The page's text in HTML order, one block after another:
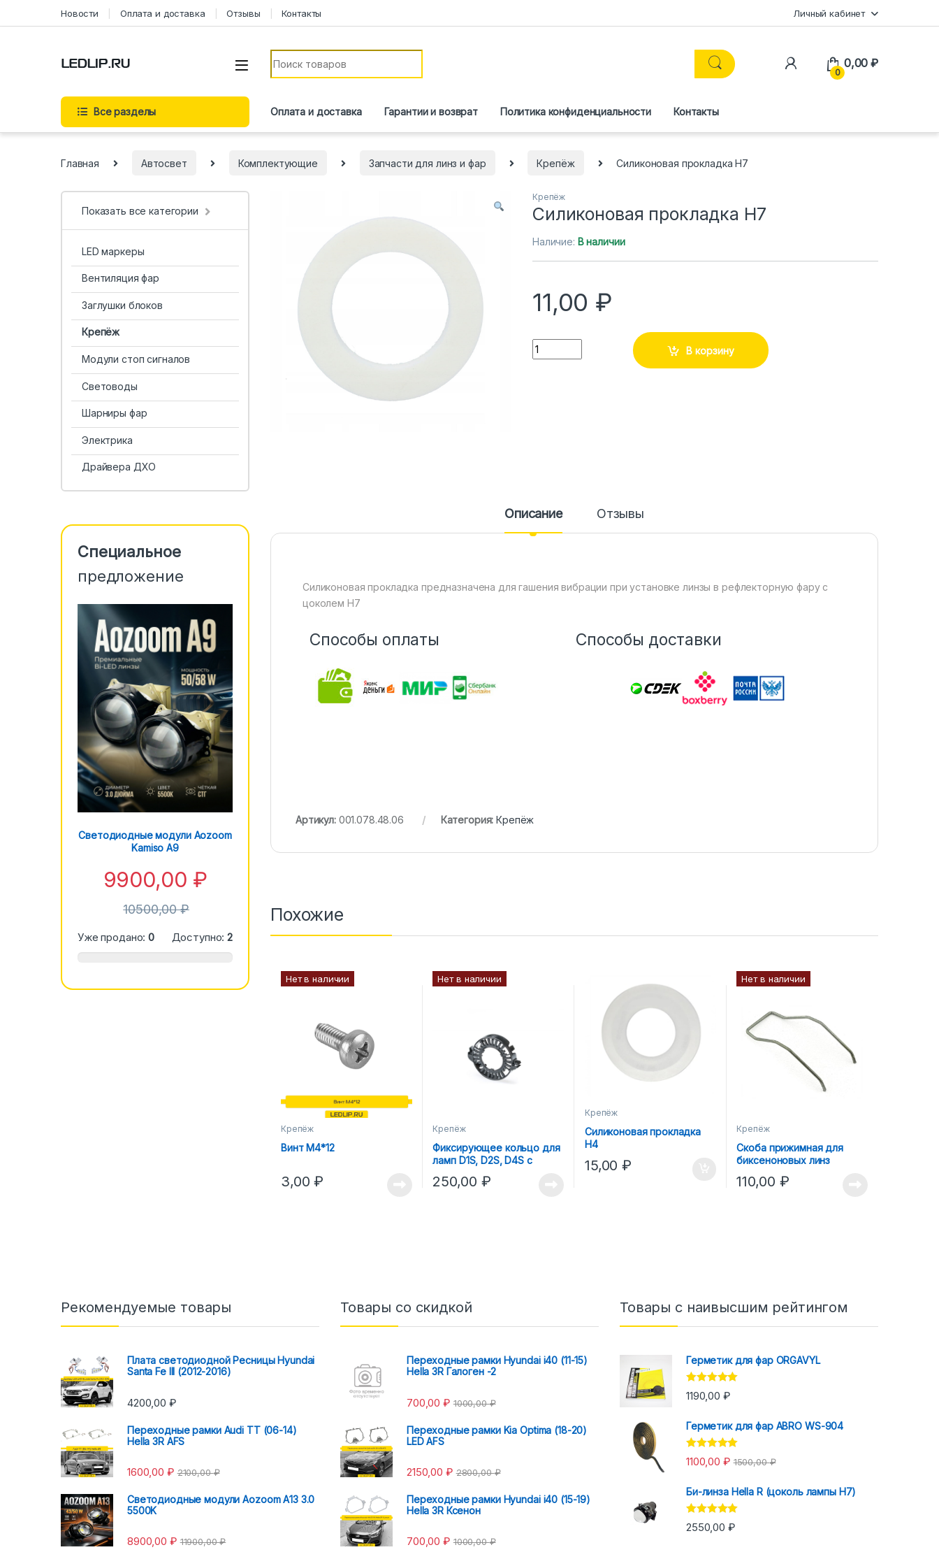
Новости Оплата и доставка Отзывы Контакты Личный кабинет
0
0,00₽
Все разделы Оплата и доставка Гарантии и возврат Политика конфиденциальности Контакты
Главная Автосвет Комплектующие Запчасти для линз и фар Крепёж Силиконовая прокладка H7
Крепёж
Силиконовая прокладка H7
Наличие: В наличии
11,00 ₽
Количество
В корзину
Описание Отзывы
Силиконовая прокладка предназначена для гашения вибрации при установке линзы в рефлекторную фару с
цоколем H7
Способы оплаты Способы доставки
Артикул: 001.078.48.06 Категория:Крепёж
Похожие
Нет в наличии
Крепёж
Винт М4*12
3,00₽
Нет в наличии
Крепёж
Фиксирующее кольцо для
ламп D1S, D2S, D4S с
пластиковым корпусом
250,00 ₽
Крепёж
Силиконовая прокладка
H4
15,00₽
Нет в наличии
Крепёж
Скоба прижимная для
биксеноновых линз
110,00 ₽
Показать все категории
LED маркеры
Вентиляция фар
Заглушки блоков
Крепёж
Модули стоп сигналов
Световоды
Шарниры фар
Электрика
Драйвера ДХО
Специальное
предложение
Светодиодные модули Aozoom
Kamiso A9
9900,00 ₽
10500,00₽
Уже продано:0 Доступно:2
Рекомендуемые товары
Плата светодиодной Ресницы Hyundai
Santa Fe III (2012-2016)
4200,00 ₽
Переходные рамки Audi TT (06-14)
Hella 3R AFS
1600,00 ₽ 2100,00₽
Светодиодные модули Aozoom A13 3.0
5500K
8900,00 ₽ 11900,00₽
Товары со скидкой
Переходные рамки Hyundai i40 (11-15)
Hella 3R Галоген -2
700,00₽ 1000,00₽
Переходные рамки Kia Optima (18-20)
LED AFS
2150,00 ₽ 2800,00₽
Переходные рамки Hyundai i40 (15-19)
Hella 3R Ксенон
700,00₽ 1000,00₽
Товары с наивысшим рейтингом
Герметик для фар ORGAVYL
Оценка 5.00
из 5
1190,00 ₽
Герметик для фар ABRO WS-904
Оценка 5.00
из 5
1100,00 ₽ 1500,00₽
Би-линза Hella R (цоколь лампы H7)
Оценка5.00
из 5
2550,00 ₽